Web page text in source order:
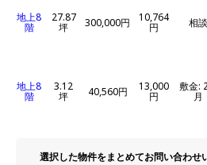
地上8
階
27.87
坪 300,000円 10,764
円 相談
地上8
階
3.12
坪 40,560円 13,000
円
敷金:
月
選択した物件をまとめてお問い合わせ